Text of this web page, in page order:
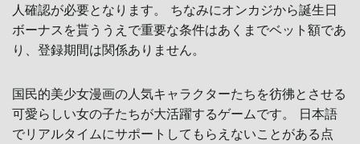
人確認が必要となります。 ちなみにオンカジから誕生日
ボーナスを貰ううえで重要な条件はあくまでベット額であ
り、登録期間は関係ありません。
国民的美少女漫画の人気キャラクターたちを彷彿とさせる
可愛らしい女の子たちが大活躍するゲームです。 日本語
でリアルタイムにサポートしてもらえないことがある点